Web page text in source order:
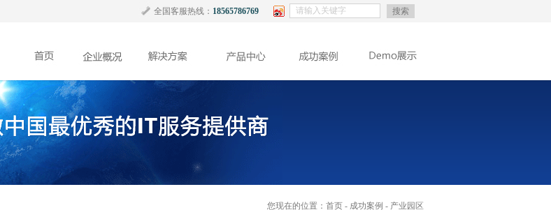
全国客服热线： 18565786769 搜索
您现在的位置： 首页 - 成功案例 - 产业园区